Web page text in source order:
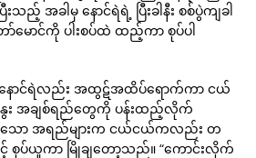
အခါမှ နောင်ရဲရဲ့ ပြီးခါနီး စစ်ပွဲကျခါ
ာ်မောင်ကို ပါးစပ်ထဲ ထည့်ကာ စုပ်ပါ
နောင်ရဲလည်း အထွဋ်အထိပ်ရောက်ကာ ငယ်
ေး အချစ်ရည်တွေကို ပန်းထည့်လိုက်
ော အရည်များက ငယ်ငယ်ကလည်း တ
စုပ်ယူကာ မြိုချတော့သည်။ “ကောင်းလိုက်